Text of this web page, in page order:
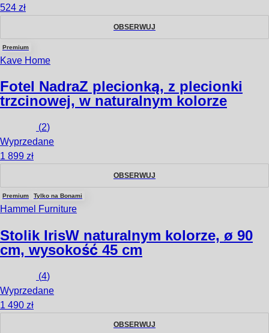
524 zł
OBSERWUJ
Premium
Kave Home
Fotel NadraZ plecionką, z plecionki
trzcinowej, w naturalnym kolorze
(2)
Wyprzedane
1 899 zł
OBSERWUJ
Premium Tylko na Bonami
Hammel Furniture
Stolik IrisW naturalnym kolorze, ø 90
cm, wysokość 45 cm
(4)
Wyprzedane
1 490 zł
OBSERWUJ